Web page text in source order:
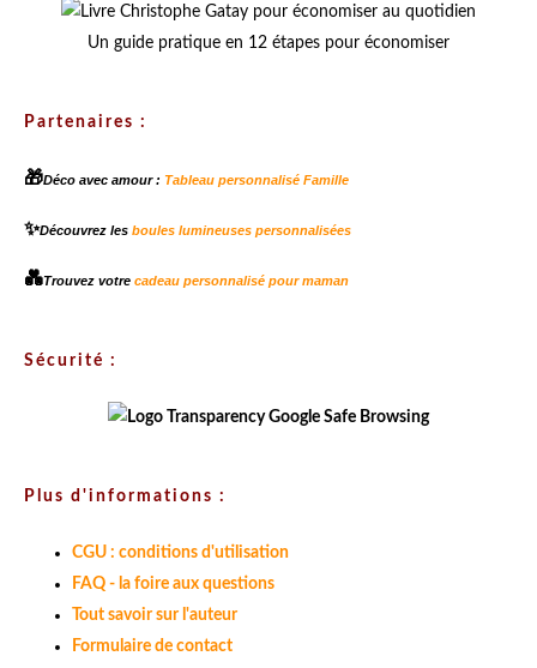
Un guide pratique en 12 étapes pour économiser
Partenaires :
🎁Déco avec amour : Tableau personnalisé Famille
✨Découvrez les boules lumineuses personnalisées
💑Trouvez votre cadeau personnalisé pour maman
Sécurité :
Plus d'informations :
CGU : conditions d'utilisation
FAQ - la foire aux questions
Tout savoir sur l'auteur
Formulaire de contact